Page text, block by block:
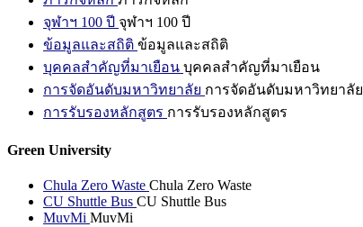
จุฬาฯ 100 ปี จุฬาฯ 100 ปี
ข้อมูลและสถิติ ข้อมูลและสถิติ
บุคคลสำคัญที่มาเยือน บุคคลสำคัญที่มาเยือน
การจัดอันดับมหาวิทยาลัย การจัดอันดับมหาวิทยาลัย
การรับรองหลักสูตร การรับรองหลักสูตร
Green University
Chula Zero Waste Chula Zero Waste
CU Shuttle Bus CU Shuttle Bus
MuvMi MuvMi